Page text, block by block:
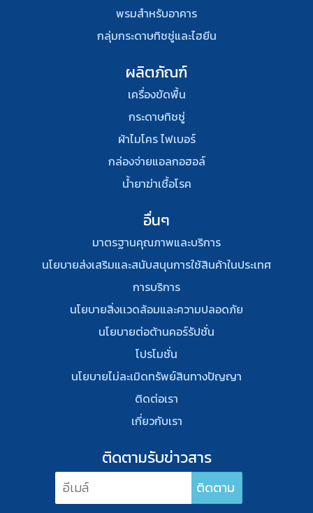
พรมสําหรับอาคาร
กลุ่มกระดาษทิชชู่และไฮยีน
ผลิตภัณฑ์
เครื่องขัดพื้น
กระดาษทิชชู่
ผ้าไมโคร ไฟเบอร์
กล่องจ่ายแอลกอฮอล์
น้ำยาฆ่าเชื้อโรค
อื่นๆ
มาตรฐานคุณภาพและบริการ
นโยบายส่งเสริมและสนับสนุนการใช้สินค้าในประเทศ
การบริการ
นโยบายสิ่งเเวดล้อมและความปลอดภัย
นโยบายต่อต้านคอร์รัปชั่น
โปรโมชั่น
นโยบายไม่ละเมิดทรัพย์สินทางปัญญา
ติดต่อเรา
เกี่ยวกับเรา
ติดตามรับข่าวสาร